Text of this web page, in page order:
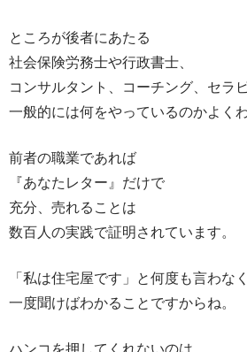
ところが後者にあたる
社会保険労務士や行政書士、
コンサルタント、コーチング、セラ
一般的には何をやっているのかよく
前者の職業であれば
『あなたレター』だけで
充分、売れることは
数百人の実践で証明されています。
「私は住宅屋です」と何度も言わな
一度聞けばわかることですからね。
ハンコを押してくれないのは